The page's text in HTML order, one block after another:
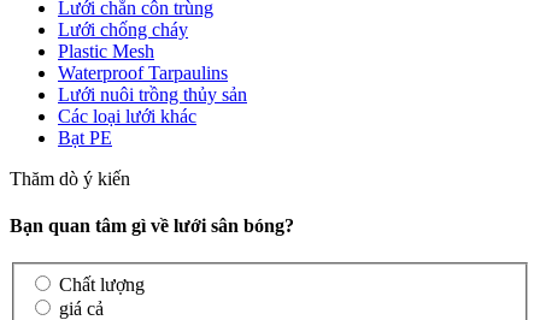
Lưới chắn côn trùng
Lưới chống cháy
Plastic Mesh
Waterproof Tarpaulins
Lưới nuôi trồng thủy sản
Các loại lưới khác
Bạt PE
Thăm dò ý kiến
Bạn quan tâm gì về lưới sân bóng?
Chất lượng
giá cả